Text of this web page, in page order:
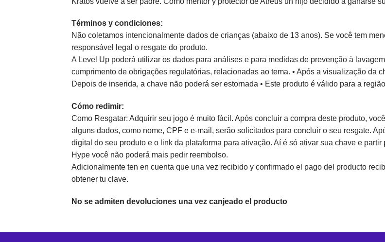
Términos y condiciones:
Não coletamos intencionalmente dados de crianças (abaixo de 13 anos). Se você tem
responsável legal o resgate do produto.
A Level Up poderá utilizar os dados para análises e para medidas de prevenção à
cumprimento de obrigações regulatórias, relacionadas ao tema. • Após a visualização da
Depois de inserida, a chave não poderá ser estornada • Este produto é válido para a
Cómo redimir:
Como Resgatar: Adquirir seu jogo é muito fácil. Após concluir a compra deste produto,
alguns dados, como nome, CPF e e-mail, serão solicitados para concluir o seu resgate.
digital do seu produto e o link da plataforma para ativação. Aí é só ativar sua chave e
Hype você não poderá mais pedir reembolso.
Adicionalmente ten en cuenta que una vez recibido y confirmado el pago del producto
obtener tu clave.
No se admiten devoluciones una vez canjeado el producto